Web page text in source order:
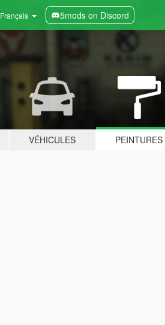
Français 5mods on Discord
VÉHICULES PEINTURES